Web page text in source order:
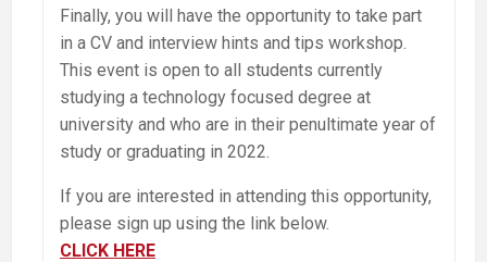
Finally, you will have the opportunity to take part
in a CV and interview hints and tips workshop.
This event is open to all students currently
studying a technology focused degree at
university and who are in their penultimate year of
study or graduating in 2022.
If you are interested in attending this opportunity,
please sign up using the link below.
CLICK HERE